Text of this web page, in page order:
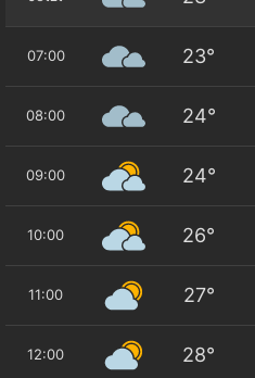
07:00 23°
08:00 24°
09:00 24°
10:00 26°
11:00 27°
12:00 28°